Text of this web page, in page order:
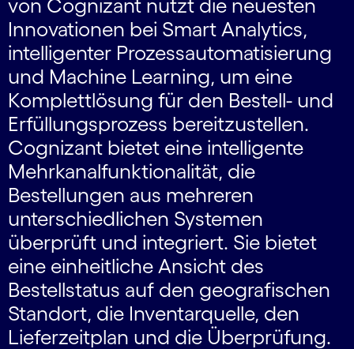
von Cognizant nutzt die neuesten
Innovationen bei Smart Analytics,
intelligenter Prozessautomatisierung
und Machine Learning, um eine
Komplettlösung für den Bestell- und
Erfüllungsprozess bereitzustellen.
Cognizant bietet eine intelligente
Mehrkanalfunktionalität, die
Bestellungen aus mehreren
unterschiedlichen Systemen
überprüft und integriert. Sie bietet
eine einheitliche Ansicht des
Bestellstatus auf den geografischen
Standort, die Inventarquelle, den
Lieferzeitplan und die Überprüfung.